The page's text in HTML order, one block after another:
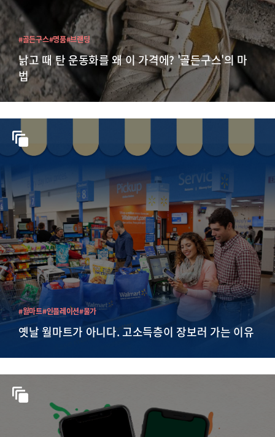
낡고 때 탄 운동화를 왜 이 가격에? '골든구스'의 마
법
#골든구스#명품#브랜딩
옛날 월마트가 아니다. 고소득층이 장보러 가는 이유
#월마트#인플레이션#물가